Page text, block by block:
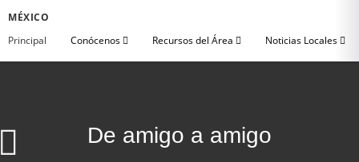
MÉXICO
Principal
Conócenos Recursos del Área Noticias Locales
De amigo a amigo